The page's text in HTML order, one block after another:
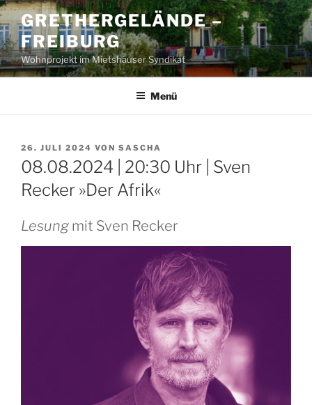
Zum
Inhalt
springen
GRETHERGELÄNDE –
FREIBURG
Wohnprojekt im Mietshäuser Syndikat
Menü
VERÖFFENTLICHT
AM
26. JULI 2024 VON SASCHA
08.08.2024 | 20:30 Uhr | Sven
Recker »Der Afrik«
Lesung mit Sven Recker